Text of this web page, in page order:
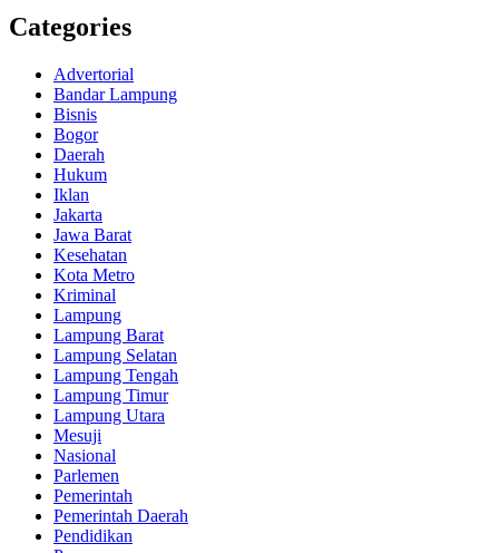
Categories
Advertorial
Bandar Lampung
Bisnis
Bogor
Daerah
Hukum
Iklan
Jakarta
Jawa Barat
Kesehatan
Kota Metro
Kriminal
Lampung
Lampung Barat
Lampung Selatan
Lampung Tengah
Lampung Timur
Lampung Utara
Mesuji
Nasional
Parlemen
Pemerintah
Pemerintah Daerah
Pendidikan